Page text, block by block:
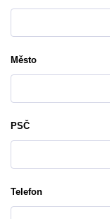
Město
PSČ
Telefon